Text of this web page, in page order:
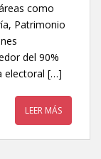
como
Patrimonio
del 90%
electoral […]
LEER MÁS